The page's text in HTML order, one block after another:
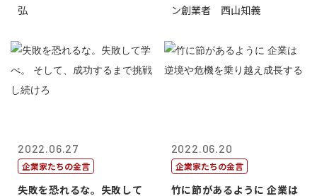
弘
ン創業者 西山知義
2022.06.27
企業家たちの金言
失敗を恐れるな。失敗して
2022.06.20
企業家たちの金言
竹に節があるように 企業は